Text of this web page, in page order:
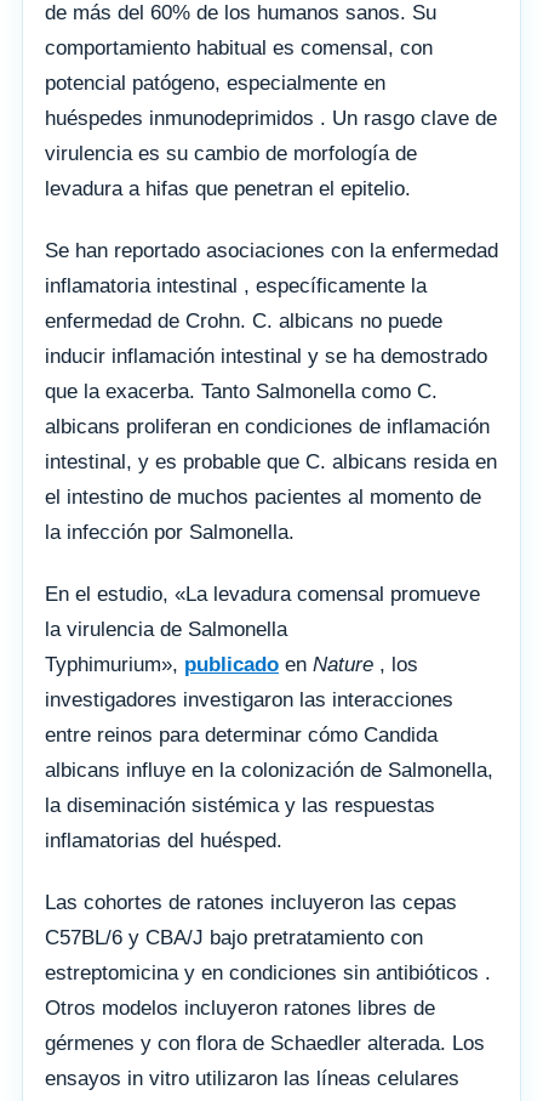
de más del 60% de los humanos sanos. Su
comportamiento habitual es comensal, con
potencial patógeno, especialmente en
huéspedes inmunodeprimidos . Un rasgo clave de
virulencia es su cambio de morfología de
levadura a hifas que penetran el epitelio.
Se han reportado asociaciones con la enfermedad
inflamatoria intestinal , específicamente la
enfermedad de Crohn. C. albicans no puede
inducir inflamación intestinal y se ha demostrado
que la exacerba. Tanto Salmonella como C.
albicans proliferan en condiciones de inflamación
intestinal, y es probable que C. albicans resida en
el intestino de muchos pacientes al momento de
la infección por Salmonella.
En el estudio, «La levadura comensal promueve
la virulencia de Salmonella
Typhimurium», publicado en Nature , los
investigadores investigaron las interacciones
entre reinos para determinar cómo Candida
albicans influye en la colonización de Salmonella,
la diseminación sistémica y las respuestas
inflamatorias del huésped.
Las cohortes de ratones incluyeron las cepas
C57BL/6 y CBA/J bajo pretratamiento con
estreptomicina y en condiciones sin antibióticos .
Otros modelos incluyeron ratones libres de
gérmenes y con flora de Schaedler alterada. Los
ensayos in vitro utilizaron las líneas celulares